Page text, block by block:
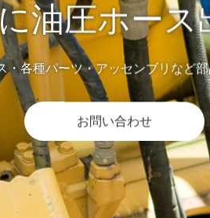
油圧ホー
・各種パーツ・アッセンブリなど
お問い合わせ